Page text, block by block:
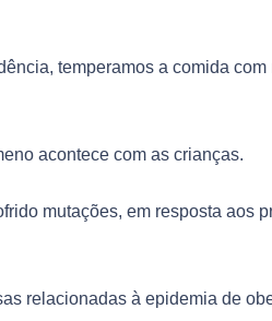
temperamos a comida
acontece com as crianças.
mutações, em resposta aos
relacionadas à epidemia de